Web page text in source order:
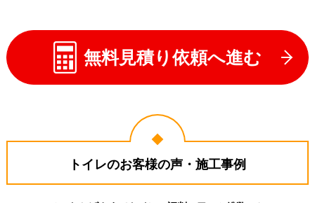
無料見積り依頼へ進む
トイレのお客様の声・施工事例